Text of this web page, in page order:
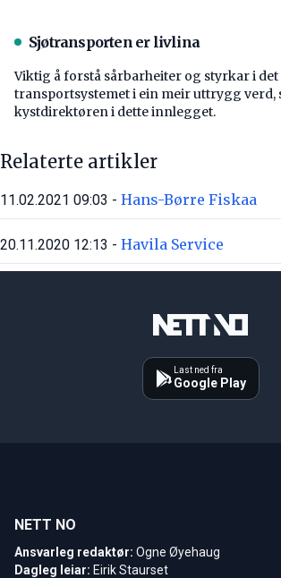
Sjøtransporten er livlina
Viktig å forstå ­sårbarheiter og styrkar i
transport­systemet i ein meir uttrygg verd,
kystdirektøren i dette innlegget.
Relaterte artikler
11.02.2021 09:03 - Hans-Børre Fiskaa
20.11.2020 12:13 - Havila Service
Last ned fra
Google Play
NETT NO
Ansvarleg redaktør: Ogne Øyehaug
Dagleg leiar: Eirik Staurset